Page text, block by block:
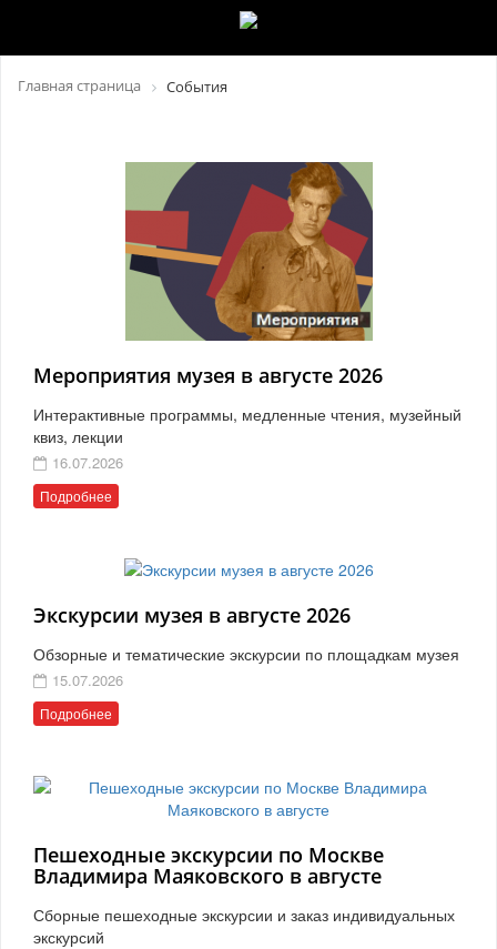
Главная страница События
Мероприятия музея в августе 2026
Интерактивные программы, медленные чтения, музейный
квиз, лекции
16.07.2026
Подробнее
Экскурсии музея в августе 2026
Обзорные и тематические экскурсии по площадкам музея
15.07.2026
Подробнее
Пешеходные экскурсии по Москве
Владимира Маяковского в августе
Сборные пешеходные экскурсии и заказ индивидуальных
экскурсий